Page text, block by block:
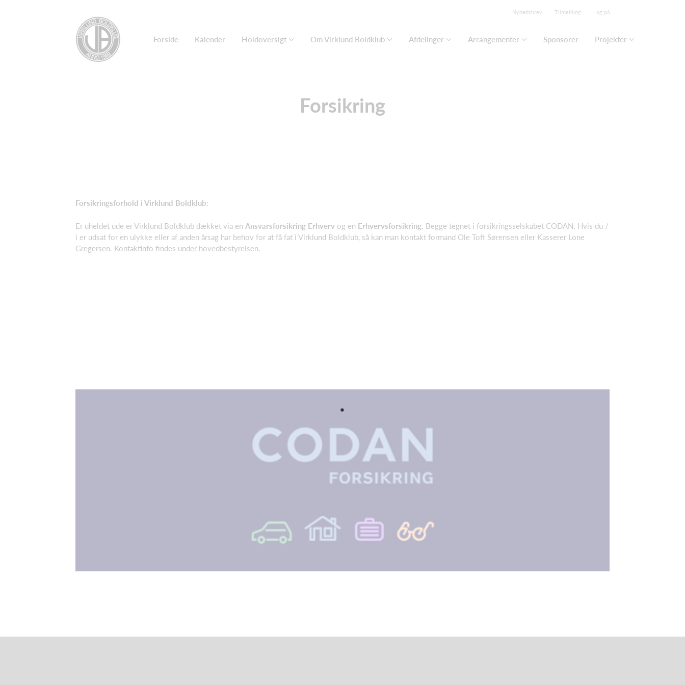
Nyhedsbrev Tilmelding Log på
Forside Kalender Holdoversigt Om Virklund Boldklub Afdelinger Arrangementer Sponsorer Projekter
Forsikring
Forsikringsforhold i Virklund Boldklub:
Er uheldet ude er Virklund Boldklub dækket via en Ansvarsforsikring Erhverv og en Erhvervsforsikring. Begge tegnet i forsikringsselskabet CODAN. Hvis du /
i er udsat for en ulykke eller af anden årsag har behov for at få fat i Virklund Boldklub, så kan man kontakt formand Ole Toft Sørensen eller Kasserer Lone
Gregersen. Kontaktinfo findes under hovedbestyrelsen.